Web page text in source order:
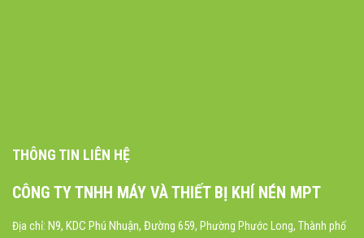
THÔNG TIN LIÊN HỆ
CÔNG TY TNHH MÁY VÀ THIẾT BỊ KHÍ NÉN MPT
Địa chỉ: N9, KDC Phú Nhuận, Đường 659, Phường Phước Long, Thành phố